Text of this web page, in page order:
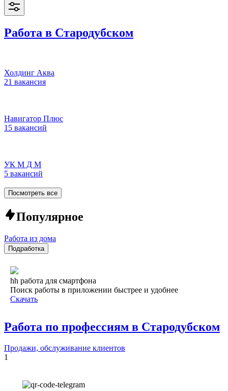
Работа в Стародубском
Холдинг Аква
21 вакансия
Навигатор Плюс
15 вакансий
УК М Д М
5 вакансий
Посмотреть все
Популярное
Работа из дома
Подработка
hh работа для смартфона
Поиск работы в приложении быстрее и удобнее
Скачать
Работа по профессиям в Стародубском
Продажи, обслуживание клиентов
1